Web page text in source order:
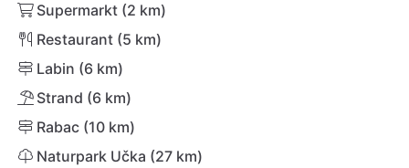
Supermarkt (2 km)
Restaurant (5 km)
Labin (6 km)
Strand (6 km)
Rabac (10 km)
Naturpark Učka (27 km)